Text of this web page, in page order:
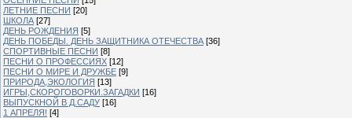
ЛЕТНИЕ ПЕСНИ [20]
ШКОЛА [27]
ДЕНЬ РОЖДЕНИЯ [5]
ДЕНЬ ПОБЕДЫ. ДЕНЬ ЗАЩИТНИКА ОТЕЧЕСТВА [36]
СПОРТИВНЫЕ ПЕСНИ [8]
ПЕСНИ О ПРОФЕССИЯХ [12]
ПЕСНИ О МИРЕ И ДРУЖБЕ [9]
ПРИРОДА,ЭКОЛОГИЯ [13]
ИГРЫ,СКОРОГОВОРКИ.ЗАГАДКИ [16]
ВЫПУСКНОЙ В Д.САДУ [16]
1 АПРЕЛЯ! [4]